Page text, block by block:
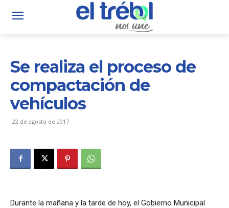
Se realiza el proceso de
compactación de
vehículos
22 de agosto de 2017
Durante la mañana y la tarde de hoy, el Gobierno Municipal